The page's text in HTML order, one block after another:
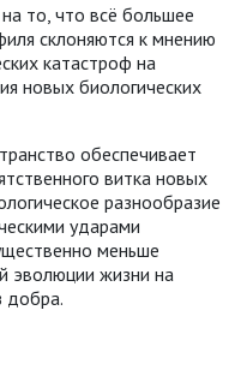
то, что всё большее
склоняются к мнению
катастроф на
новых биологических
обеспечивает
витка новых
разнообразие
ударами
меньше
эволюции жизни на
добра.